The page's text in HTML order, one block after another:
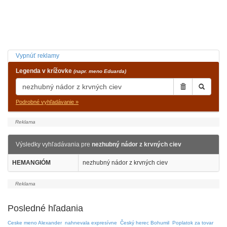
Vypnúť reklamy
Legenda v krížovke (napr. meno Eduarda)
Podrobné vyhľadávanie »
Výsledky vyhľadávania pre nezhubný nádor z krvných ciev
HEMANGIÓM nezhubný nádor z krvných ciev
Posledné hľadania
Ceske meno Alexander nahnevala expresívne Český herec Bohumil Poplatok za tovar